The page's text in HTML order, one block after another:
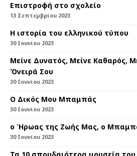
Επιστροφή στο σχολείο
13 Σεπτεμβρίου 2023
Η ιστορία του ελληνικού τύπου
30 Ιουνίου 2023
Μείνε Δυνατός, Μείνε Καθαρός,
Όνειρά Σου
30 Ιουνίου 2023
Ο Δικός Μου Μπαμπάς
30 Ιουνίου 2023
ο Ήρωας της Ζωής Μας, ο
30 Ιουνίου 2023